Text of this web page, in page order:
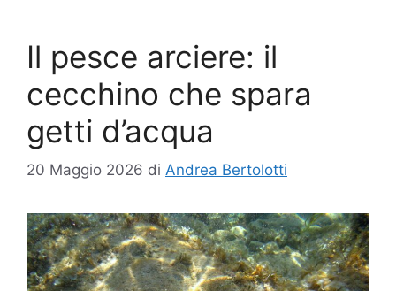
Il pesce arciere: il
cecchino che spara
getti d’acqua
20 Maggio 2026 di Andrea Bertolotti